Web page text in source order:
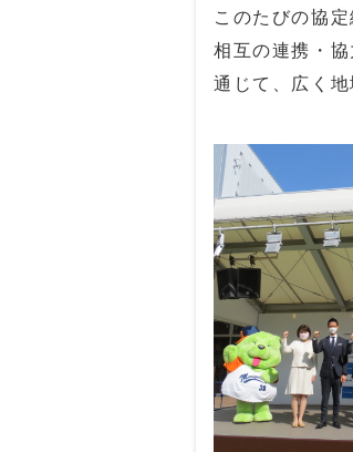
このたびの協
相互の連携・
通じて、広く